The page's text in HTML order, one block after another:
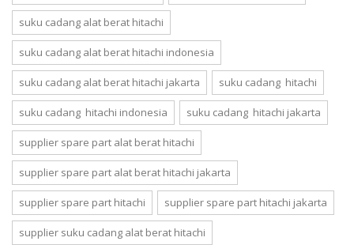
suku cadang alat berat hitachi
suku cadang alat berat hitachi indonesia
suku cadang alat berat hitachi jakarta suku cadang hitachi
suku cadang hitachi indonesia suku cadang hitachi jakarta
supplier spare part alat berat hitachi
supplier spare part alat berat hitachi jakarta
supplier spare part hitachi supplier spare part hitachi jakarta
supplier suku cadang alat berat hitachi